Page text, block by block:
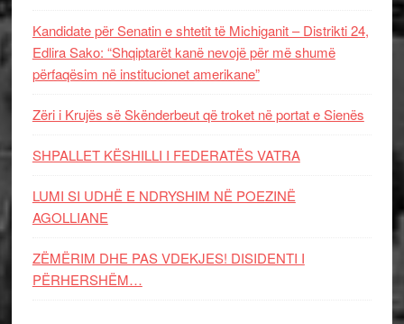
Kandidate për Senatin e shtetit të Michiganit – Distrikti 24,
Edlira Sako: “Shqiptarët kanë nevojë për më shumë
përfaqësim në institucionet amerikane”
Zëri i Krujës së Skënderbeut që troket në portat e Sienës
SHPALLET KËSHILLI I FEDERATËS VATRA
LUMI SI UDHË E NDRYSHIM NË POEZINË
AGOLLIANE
ZËMËRIM DHE PAS VDEKJES! DISIDENTI I
PËRHERSHËM…